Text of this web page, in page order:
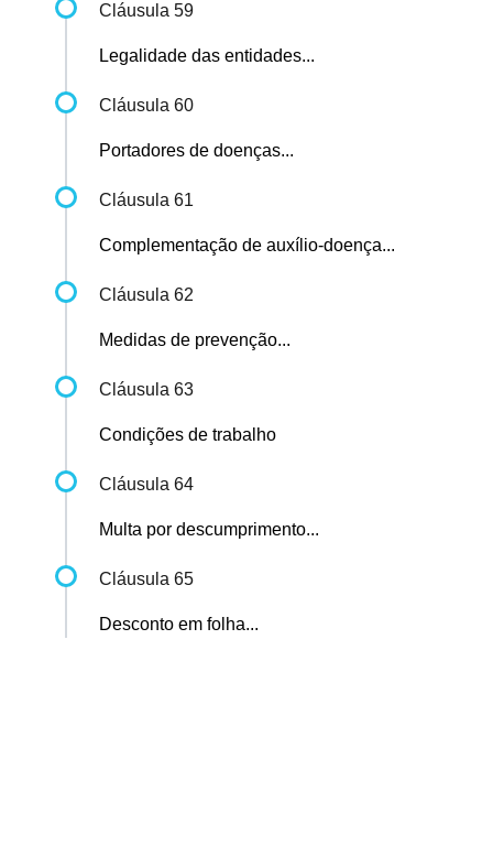
Cláusula 59
Legalidade das entidades...
Cláusula 60
Portadores de doenças...
Cláusula 61
Complementação de auxílio-doença...
Cláusula 62
Medidas de prevenção...
Cláusula 63
Condições de trabalho
Cláusula 64
Multa por descumprimento...
Cláusula 65
Desconto em folha...